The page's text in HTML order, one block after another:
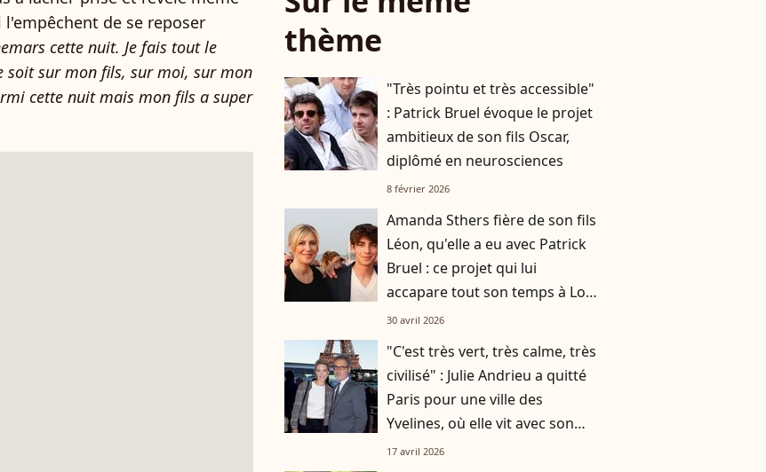
de se reposer
cette nuit. Je fais tout le
soit sur mon fils, sur moi, sur mon
cette nuit mais mon fils a super
thème
"Très pointu et très accessible"
: Patrick Bruel évoque le projet
ambitieux de son fils Oscar,
diplômé en neurosciences
8 février 2026
Amanda Sthers fière de son fils
Léon, qu'elle a eu avec Patrick
Bruel : ce projet qui lui
accapare tout son temps à Los
Angeles
30 avril 2026
"C'est très vert, très calme, très
civilisé" : Julie Andrieu a quitté
Paris pour une ville des
Yvelines, où elle vit avec son
mari et leurs deux enfants
17 avril 2026